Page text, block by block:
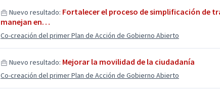
Nuevo resultado: Fortalecer el proceso de simplificación de
manejan en…
Co-creación del primer Plan de Acción de Gobierno Abierto
Nuevo resultado: Mejorar la movilidad de la ciudadanía
Co-creación del primer Plan de Acción de Gobierno Abierto